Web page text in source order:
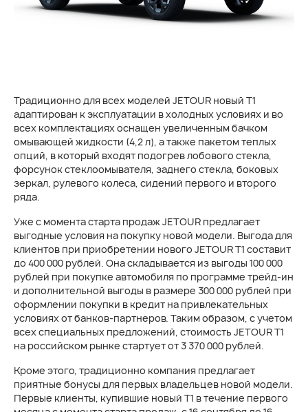
Традиционно для всех моделей JETOUR новый T1
адаптирован к эксплуатации в холодных условиях и во
всех комплектациях оснащен увеличенным бачком
омывающей жидкости (4,2 л), а также пакетом теплых
опций, в который входят подогрев лобового стекла,
форсунок стеклоомывателя, заднего стекла, боковых
зеркал, рулевого колеса, сидений первого и второго
ряда.
Уже с момента старта продаж JETOUR предлагает
выгодные условия на покупку новой модели. Выгода для
клиентов при приобретении нового JETOUR T1 составит
до 400 000 рублей. Она складывается из выгоды 100 000
рублей при покупке автомобиля по программе трейд-ин
и дополнительной выгоды в размере 300 000 рублей при
оформлении покупки в кредит на привлекательных
условиях от банков-партнеров. Таким образом, с учетом
всех специальных предложений, стоимость JETOUR T1
на российском рынке стартует от 3 370 000 рублей.
Кроме этого, традиционно компания предлагает
приятные бонусы для первых владельцев новой модели.
Первые клиенты, купившие новый T1 в течение первого